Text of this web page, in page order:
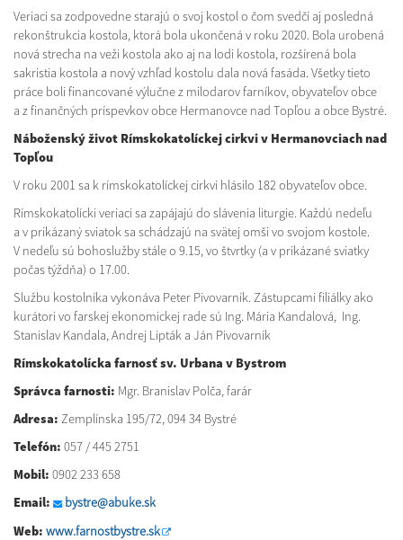
Veriaci sa zodpovedne starajú o svoj kostol o čom svedčí aj posledná
rekonštrukcia kostola, ktorá bola ukončená v roku 2020. Bola urobená
nová strecha na veži kostola ako aj na lodi kostola, rozšírená bola
sakristia kostola a nový vzhľad kostolu dala nová fasáda. Všetky tieto
práce boli financované výlučne z milodarov farníkov, obyvateľov obce
a z finančných príspevkov obce Hermanovce nad Topľou a obce Bystré.
Náboženský život Rímskokatolíckej cirkvi v Hermanovciach nad
Topľou
V roku 2001 sa k rímskokatolíckej cirkvi hlásilo 182 obyvateľov obce.
Rímskokatolícki veriaci sa zapájajú do slávenia liturgie. Každú nedeľu
a v prikázaný sviatok sa schádzajú na svätej omši vo svojom kostole.
V nedeľu sú bohoslužby stále o 9.15, vo štvrtky (a v prikázané sviatky
počas týždňa) o 17.00.
Službu kostolníka vykonáva Peter Pivovarník. Zástupcami filiálky ako
kurátori vo farskej ekonomickej rade sú Ing. Mária Kandalová, Ing.
Stanislav Kandala, Andrej Lipták a Ján Pivovarník
Rímskokatolícka farnosť sv. Urbana v Bystrom
Správca farnosti: Mgr. Branislav Polča, farár
Adresa: Zemplínska 195/72, 094 34 Bystré
Telefón: 057 / 445 2751
Mobil: 0902 233 658
Email:
bystre@abuke.sk
Web: www.farnostbystre.sk